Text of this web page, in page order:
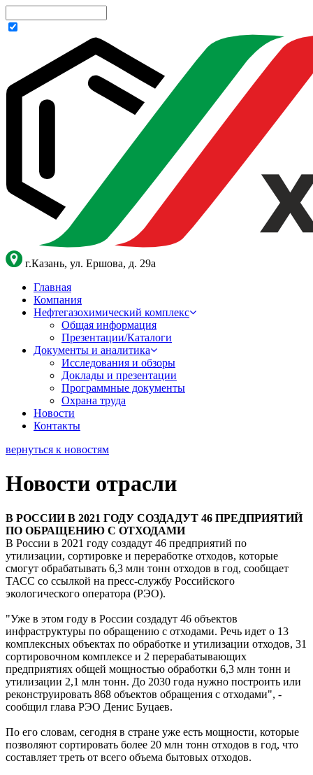
г.Казань, ул. Ершова, д. 29а
Главная
Компания
Нефтегазохимический комплекс
Общая информация
Презентации/Каталоги
Документы и аналитика
Исследования и обзоры
Доклады и презентации
Программные документы
Охрана труда
Новости
Контакты
вернуться к новостям
Новости отрасли
В РОССИИ В 2021 ГОДУ СОЗДАДУТ 46 ПРЕДПРИЯТИЙ
ПО ОБРАЩЕНИЮ С ОТХОДАМИ
В России в 2021 году создадут 46 предприятий по
утилизации, сортировке и переработке отходов, которые
смогут обрабатывать 6,3 млн тонн отходов в год, сообщает
ТАСС со ссылкой на пресс-службу Российского
экологического оператора (РЭО).
"Уже в этом году в России создадут 46 объектов
инфраструктуры по обращению с отходами. Речь идет о 13
комплексных объектах по обработке и утилизации отходов, 31
сортировочном комплексе и 2 перерабатывающих
предприятиях общей мощностью обработки 6,3 млн тонн и
утилизации 2,1 млн тонн. До 2030 года нужно построить или
реконструировать 868 объектов обращения с отходами", -
сообщил глава РЭО Денис Буцаев.
По его словам, сегодня в стране уже есть мощности, которые
позволяют сортировать более 20 млн тонн отходов в год, что
составляет треть от всего объема бытовых отходов.